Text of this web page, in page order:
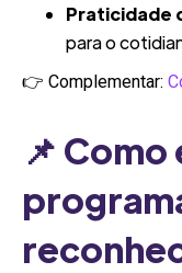
Praticidade
para o
👉 Complementar:
📌